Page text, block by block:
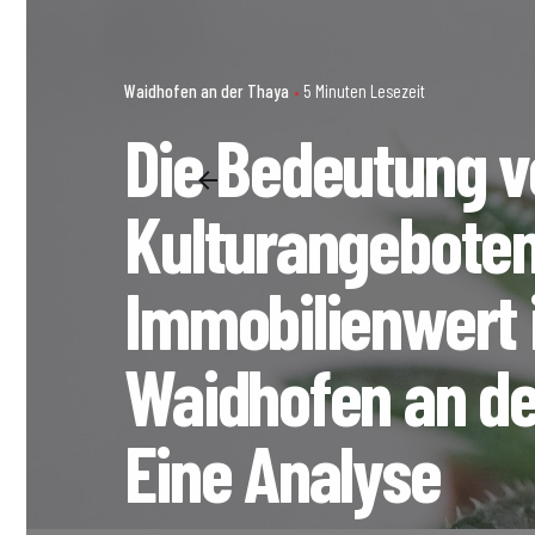
Waidhofen an der Thaya 5 Minuten Lesezeit
Die Bedeutung
Immobilienwert
Waidhofen an
Eine Analyse